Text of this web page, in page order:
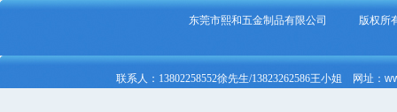
东莞市熙和五金制品有限公司 版
联系人： 13802258552徐先生/13823262586王小姐 网址：